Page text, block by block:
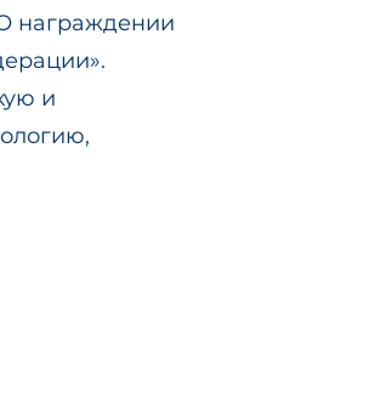
награждении
и